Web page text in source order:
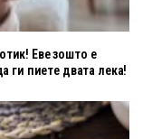
Еве зошто е
ги пиете двата лека!